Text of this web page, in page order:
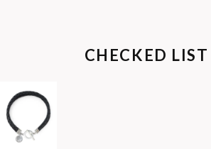
CHECKED LIST